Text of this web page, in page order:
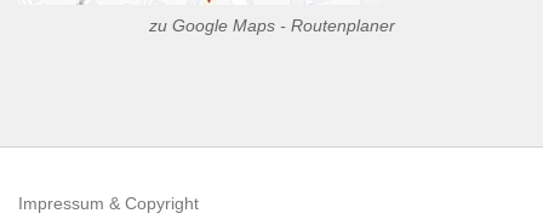
zu Google Maps - Routenplaner
Impressum & Copyright